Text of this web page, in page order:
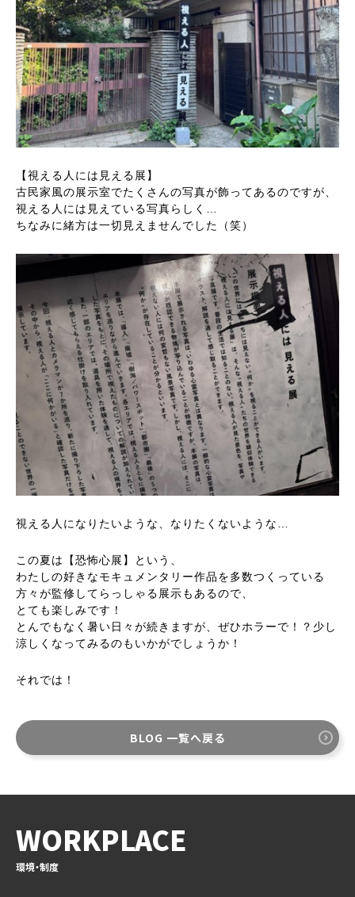
【視える人には見える展】
古民家風の展示室でたくさんの写真が飾ってあるのですが、
視える人には見えている写真らしく…
ちなみに緒方は一切見えませんでした（笑）
視える人になりたいような、なりたくないような…
この夏は【恐怖心展】という、
わたしの好きなモキュメンタリー作品を多数つくっている
方々が監修してらっしゃる展示もあるので、
とても楽しみです！
とんでもなく暑い日々が続きますが、ぜひホラーで！？少し
涼しくなってみるのもいかがでしょうか！
それでは！
BLOG 一覧へ戻る
WORKPLACE
環境・制度